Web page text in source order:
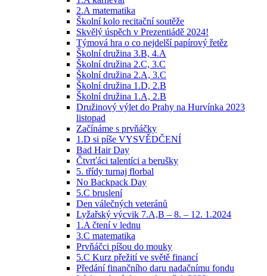
2.A matematika
Školní kolo recitační soutěže
Skvělý úspěch v Prezentiádě 2024!
Týmová hra o co nejdelší papírový řetěz
Školní družina 3.B, 4.A
Školní družina 2.C, 3.C
Školní družina 2.A, 3.C
Školní družina 1.D, 2.B
Školní družina 1.A, 2.B
Družinový výlet do Prahy na Hurvínka 2023
listopad
Začínáme s prvňáčky
1.D si píše VYSVĚDČENÍ
Bad Hair Day
Čtvrťáci talentíci a berušky
5. třídy turnaj florbal
No Backpack Day
5.C bruslení
Den válečných veteránů
Lyžařský výcvik 7.A,B – 8. – 12. 1.2024
1.A čtení v lednu
3.C matematika
Prvňáčci píšou do mouky
5.C Kurz přežití ve světě financí
Předání finančního daru nadačnímu fondu